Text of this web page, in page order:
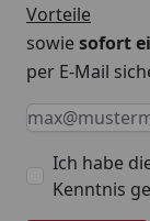
und
EHEIM
nützlicher
Düsenrohr,
Mit einem
ist dieser
Vorteile
sowiesofort
per E-Mail
Keine
Eingabe
E-Mail *
Ich habe
Kenntnis